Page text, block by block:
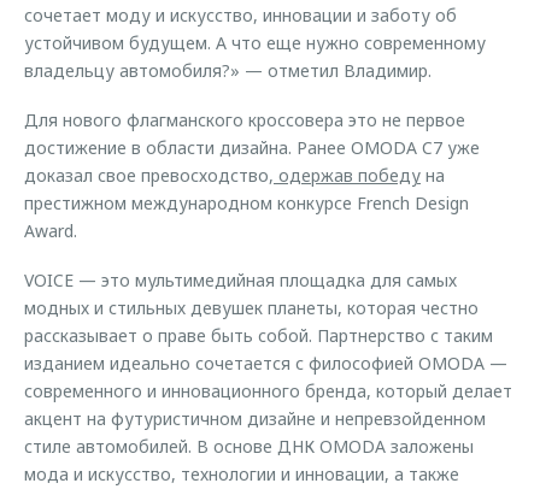
сочетает моду и искусство, инновации и заботу об
устойчивом будущем. А что еще нужно современному
владельцу автомобиля?» — отметил Владимир.
Для нового флагманского кроссовера это не первое
достижение в области дизайна. Ранее OMODA C7 уже
доказал свое превосходство, одержав победу на
престижном международном конкурсе French Design
Award.
VOICE — это мультимедийная площадка для самых
модных и стильных девушек планеты, которая честно
рассказывает о праве быть собой. Партнерство с таким
изданием идеально сочетается с философией OMODA —
современного и инновационного бренда, который делает
акцент на футуристичном дизайне и непревзойденном
стиле автомобилей. В основе ДНК OMODA заложены
мода и искусство, технологии и инновации, а также